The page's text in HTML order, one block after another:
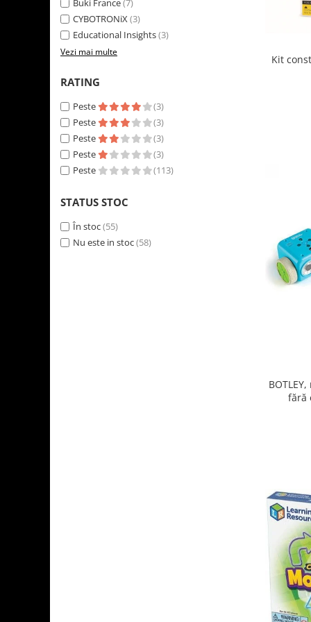
LEGO Creator Expert
LEGO Architecture
LEGO Ideas
Buki France(7)
CYBOTRONiX(3)
Educational Insights(3)
Vezi mai multe
RATING
Peste
(3)
Peste
(3)
Peste
(3)
Peste
(3)
Peste
(113)
STATUS STOC
În stoc(55)
Nu este in stoc(58)
Kit
fără